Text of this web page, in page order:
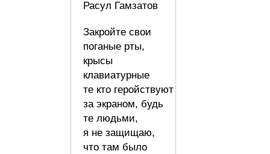
Расул Гамзатов
Закройте свои
поганые рты,
крысы
клавиатурные
те кто геройствуют
за экраном, будь
те людьми,
я не защищаю,
что там было